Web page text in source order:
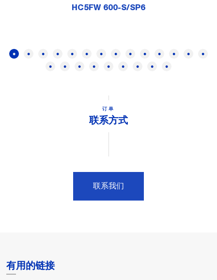
HC5FW 600-S/SP6
订单
联系方式
联系我们
有用的链接